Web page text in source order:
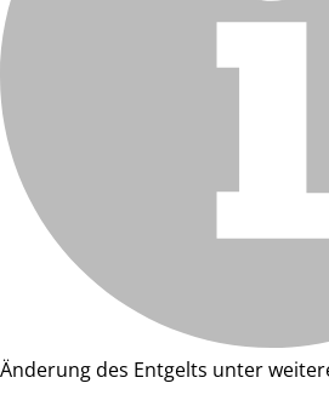
Änderung des Entgelts unter